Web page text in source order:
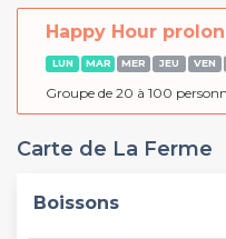
Happy Hour
LUN MAR MER JEU VEN
Groupe de 20 à 100
Carte de La Ferme
Boissons